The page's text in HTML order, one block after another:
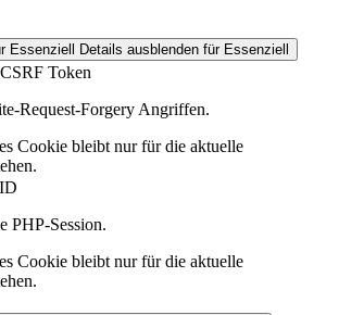
Essenziell Details ausblenden für Essenziell
Token
Request-Forgery Angriffen.
Cookie bleibt nur für die aktuelle
PHP-Session.
Cookie bleibt nur für die aktuelle